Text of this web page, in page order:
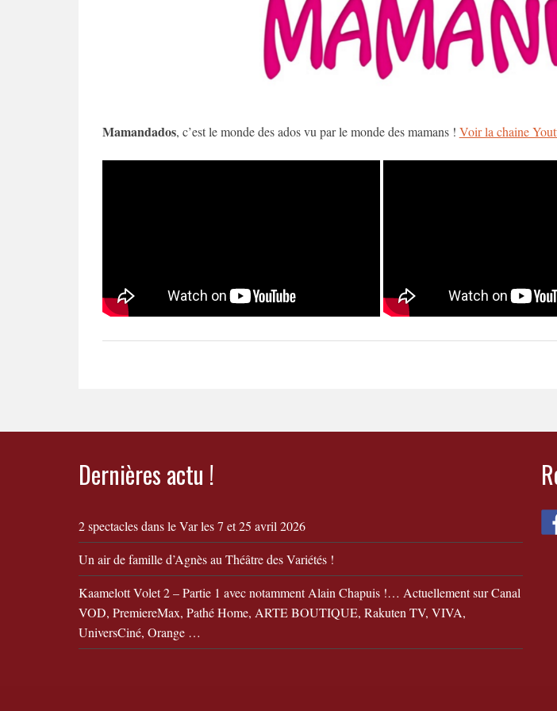
Mamandados, c’est le monde des ados vu par le monde des mamans ! Voir la chaine
Dernières actu !
2 spectacles dans le Var les 7 et 25 avril 2026
Un air de famille d’Agnès au Théâtre des Variétés !
Kaamelott Volet 2 – Partie 1 avec notamment Alain Chapuis !… Actuellement sur Canal
VOD, PremiereMax, Pathé Home, ARTE BOUTIQUE, Rakuten TV, VIVA,
UniversCiné, Orange …